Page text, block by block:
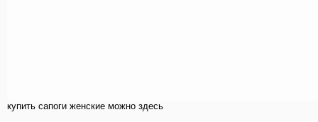
купить cапоги женские можно здесь